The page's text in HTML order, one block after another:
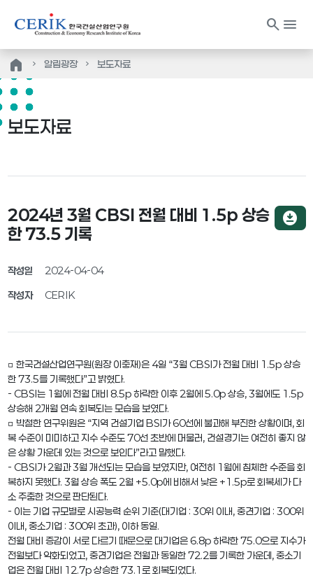
search menu
home 알림광장 보도자료
보도자료
2024년 3월 CBSI 전월 대비 1.5p 상승
한 73.5 기록
작성일 2024-04-04
작성자 CERIK
download_for_offline
□ 한국건설산업연구원(원장 이충재)은 4일 “3월 CBSI가 전월 대비 1.5p 상승
한 73.5를 기록했다”고 밝혔다.
- CBSI는 1월에 전월 대비 8.5p 하락한 이후 2월에 5.0p 상승, 3월에도 1.5p
상승해 2개월 연속 회복되는 모습을 보였다.
□ 박철한 연구위원은 “지역 건설기업 BSI가 60선에 불과해 부진한 상황이며, 회
복 수준이 미미하고 지수 수준도 70선 초반에 머물러, 건설경기는 여전히 좋지 않
은 상황 가운데 있는 것으로 보인다”라고 말했다.
- CBSI가 2월과 3월 개선되는 모습을 보였지만, 여전히 1월에 침체한 수준을 회
복하지 못했다. 3월 상승 폭도 2월 +5.0p에 비해서 낮은 +1.5p로 회복세가 다
소 주춤한 것으로 판단된다.
- 이는 기업 규모별로 시공능력 순위 기준(대기업 : 30위 이내, 중견기업 : 300위
이내, 중소기업 : 300위 초과), 이하 동일.
전월 대비 증감이 서로 다르기 때문으로 대기업은 6.8p 하락한 75.0으로 지수가
전월보다 악화되었고, 중견기업은 전월과 동일한 72.2를 기록한 가운데, 중소기
업은 전월 대비 12.7p 상승한 73.1로 회복되었다.